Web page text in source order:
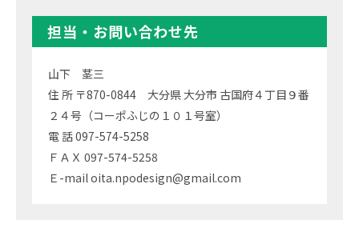
担当・お問い合わせ先
山下 茎三
住 所 〒870-0844 大分県 大分市 古国府４丁目９番
２４号（コーポふじの１０１号室）
電 話 097-574-5258
ＦＡＸ 097-574-5258
Ｅ-mail oita.npodesign@gmail.com